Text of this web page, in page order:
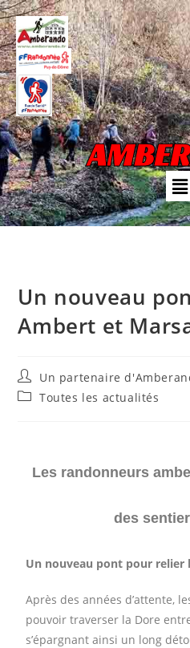
Un nouveau
Ambert et
Un partenaire
Toutes les actualités
Les randonneurs
des
Un nouveau pont pour relier
Après des années d’attente,
pouvoir traverser la Dore
s’épargnant ainsi un long